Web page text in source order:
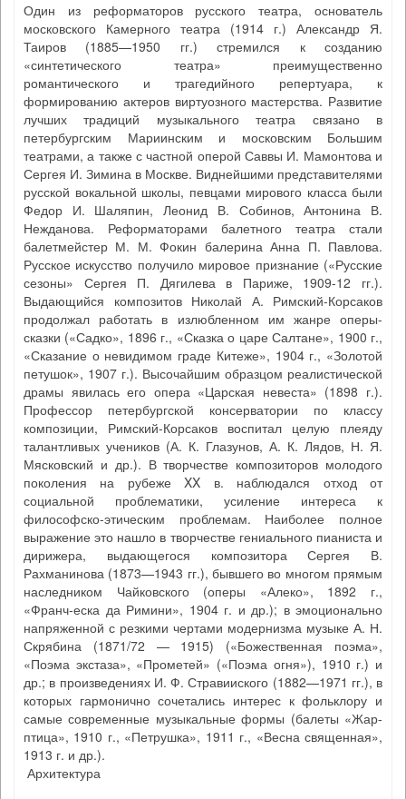
Один из реформаторов русского театра, основатель
московского Камерного театра (1914 г.) Александр Я.
Таиров (1885—1950 гг.) стремился к созданию
«синтетического театра» преимущественно
романтического и трагедийного репертуара, к
формированию актеров виртуозного мастерства. Развитие
лучших традиций музыкального театра связано в
петербургским Мариинским и московским Большим
театрами, а также с частной оперой Саввы И. Мамонтова и
Сергея И. Зимина в Москве. Виднейшими представителями
русской вокальной школы, певцами мирового класса были
Федор И. Шаляпин, Леонид В. Собинов, Антонина В.
Нежданова. Реформаторами балетного театра стали
балетмейстер М. М. Фокин балерина Анна П. Павлова.
Русское искусство получило мировое признание («Русские
сезоны» Сергея П. Дягилева в Париже, 1909-12 гг.).
Выдающийся композитов Николай А. Римский-Корсаков
продолжал работать в излюбленном им жанре оперы-
сказки («Садко», 1896 г., «Сказка о царе Салтане», 1900 г.,
«Сказание о невидимом граде Китеже», 1904 г., «Золотой
петушок», 1907 г.). Высочайшим образцом реалистической
драмы явилась его опера «Царская невеста» (1898 г.).
Профессор петербургской консерватории по классу
композиции, Римский-Корсаков воспитал целую плеяду
талантливых учеников (А. К. Глазунов, А. К. Лядов, Н. Я.
Мясковский и др.). В творчестве композиторов молодого
поколения на рубеже XX в. наблюдался отход от
социальной проблематики, усиление интереса к
философско-этическим проблемам. Наиболее полное
выражение это нашло в творчестве гениального пианиста и
дирижера, выдающегося композитора Сергея В.
Рахманинова (1873—1943 гг.), бывшего во многом прямым
наследником Чайковского (оперы «Алеко», 1892 г.,
«Франч-еска да Римини», 1904 г. и др.); в эмоционально
напряженной с резкими чертами модернизма музыке А. Н.
Скрябина (1871/72 — 1915) («Божественная поэма»,
«Поэма экстаза», «Прометей» («Поэма огня»), 1910 г.) и
др.; в произведениях И. Ф. Стравииского (1882—1971 гг.), в
которых гармонично сочетались интерес к фольклору и
самые современные музыкальные формы (балеты «Жар-
птица», 1910 г., «Петрушка», 1911 г., «Весна священная»,
1913 г. и др.).
Архитектура